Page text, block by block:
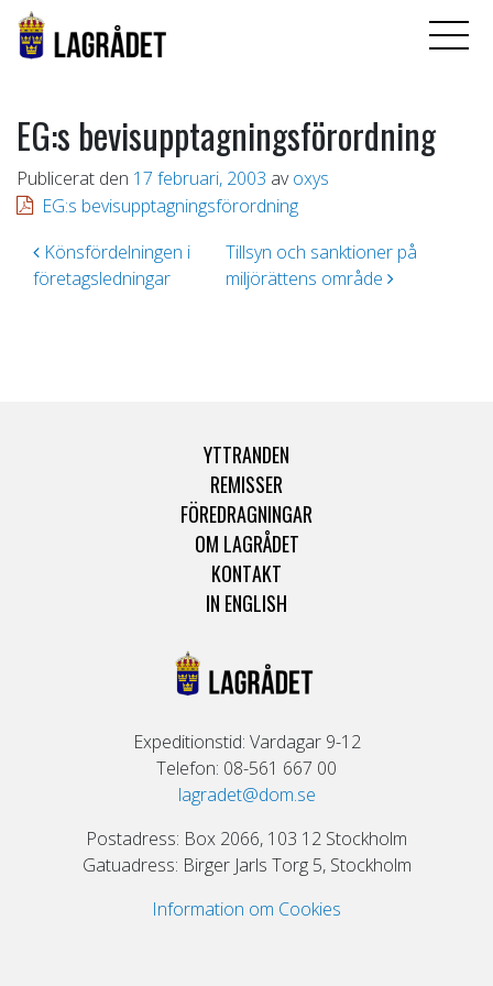
EG:s bevisupptagningsförordning
Publicerat den 17 februari, 2003 av oxys
EG:s bevisupptagningsförordning
Inläggsnavigering
Könsfördelningen i
företagsledningar
Tillsyn och sanktioner på
miljörättens område
YTTRANDEN
REMISSER
FÖREDRAGNINGAR
OM LAGRÅDET
KONTAKT
IN ENGLISH
Expeditionstid: Vardagar 9-12
Telefon: 08-561 667 00
lagradet@dom.se
Postadress: Box 2066, 103 12 Stockholm
Gatuadress: Birger Jarls Torg 5, Stockholm
Information om Cookies